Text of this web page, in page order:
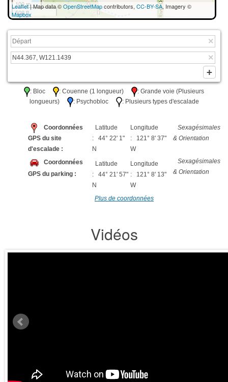
100 m
500 ft
Leaflet| Map data ©OpenStreetMapcontributors, CC-BY-SA, Imagery ©
Mapbox
: Bloc : Couenne (1 longueur)
: Grande voie (Plusieurs
longueurs)
: Psychobloc : Plusieurs types d'escalade
Coordonnées
GPS du site
d'escalade :
Latitude
: 44° 22' 1"
N
Longitude
: 121° 8' 37"
W
Sexagésimales
& Orientation
Coordonnées
GPS du parking :
Latitude
: 44° 21' 57"
N
Longitude
: 121° 8' 13"
W
Sexagésimales
& Orientation
Plus de coordonnées
Vidéos